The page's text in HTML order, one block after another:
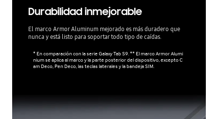
Durabilidad inmejorable
El marco Armor Aluminum mejorado es más duradero que
nunca y está listo para soportar todo tipo de caídas.
* En comparación con la serie Galaxy Tab S9. ** El marco Armor Alumi
nium se aplica al marco y la parte posterior del dispositivo, excepto C
am Deco, Pen Deco, las teclas laterales y la bandeja SIM.